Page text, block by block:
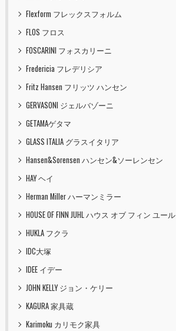
Flexform フレックスフォルム
FLOS フロス
FOSCARINI フォスカリーニ
Fredericia フレデリシア
Fritz Hansen フリッツ ハンセン
GERVASONI ジェルバゾーニ
GETAMAゲタマ
GLASS ITALIA グラスイタリア
Hansen&Sorensen ハンセン&ソーレンセン
HAY ヘイ
Herman Miller ハーマンミラー
HOUSE OF FINN JUHL ハウス オブ フィン ユール
HUKLA フクラ
IDC大塚
IDEE イデー
JOHN KELLY ジョン・ケリー
KAGURA 家具蔵
Karimoku カリモク家具